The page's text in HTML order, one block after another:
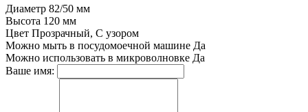
Диаметр 82/50 мм
Высота 120 мм
Цвет Прозрачный, С узором
Можно мыть в посудомоечной машине Да
Можно использовать в микроволновке Да
Ваше имя: